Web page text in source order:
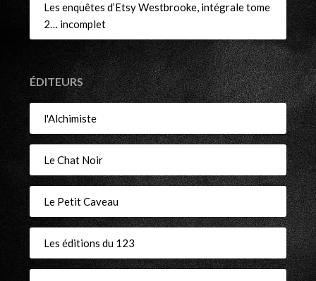
Les enquêtes d’Etsy Westbrooke, intégrale tome
2… incomplet
ÉDITEURS
l'Alchimiste
Le Chat Noir
Le Petit Caveau
Les éditions du 123